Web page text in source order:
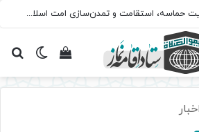
سروده‌ «اربعین»؛ روایت حماسه، استقامت و تمدن‌سازی امت اسلامی
تغییرمشاهده
اخبار